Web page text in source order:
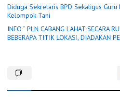
Diduga Sekretaris BPD Sekaligus
Kelompok Tani
INFO ” PLN CABANG LAHAT SECARA RUTIN DAN BERGILIR PADA
BEBERAPA TITIK LOKASI, DIADAKAN